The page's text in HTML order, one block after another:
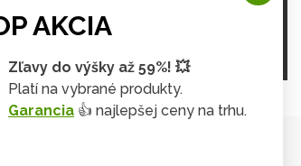
ZJISTIŤ VIAC
AKCIA
Zľavy do výšky až 59%! 💥
Platí na vybrané produkty.
Garancia 👍 najlepšej ceny na trhu.